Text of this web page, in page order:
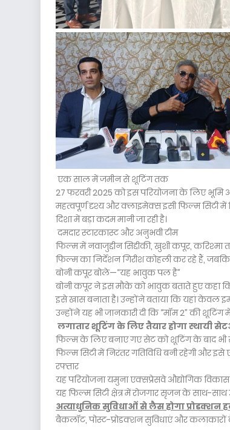
एक साल में जमीन से शूटिंग तक
27 फरवरी 2025 को इस परियोजना के लिए
महत्वपूर्ण दृश्य और क्लाइमेक्स इसी फिल्म सिटी
दिशा में बड़ा कदम मानी जा रही है।
दमदार स्टारकास्ट और अनुभवी टीम
फिल्म में नवाजुद्दीन सिद्दीकी, खुशी कपूर,
फिल्म का निर्देशन गिरीश कोहली कर रहे हैं, जबकि
बोनी कपूर बोले—“यह भावुक पल है”
बोनी कपूर ने इस मौके को भावुक बताते हुए कहा
इसे खास बनाता है। उन्होंने बताया कि यहां केवल
उन्होंने यह भी जानकारी दी कि “मॉम 2” की
लगातार शूटिंग के लिए तैयार होगा स्थायी
फिल्म के लिए बनाए गए सेट को शूटिंग के बाद भी
फिल्म सिटी में निरंतर गतिविधि बनी रहेगी और
रफ्तार
यह परियोजना यमुना एक्सप्रेसवे औद्योगिक
यह फिल्म सिटी क्षेत्र में रोजगार सृजन के साथ-साथ
अत्याधुनिक सुविधाओं से लैस होगा प्रोडक्शन
बैकलॉट, पोस्ट-प्रोडक्शन सुविधाएं और कलाकारों